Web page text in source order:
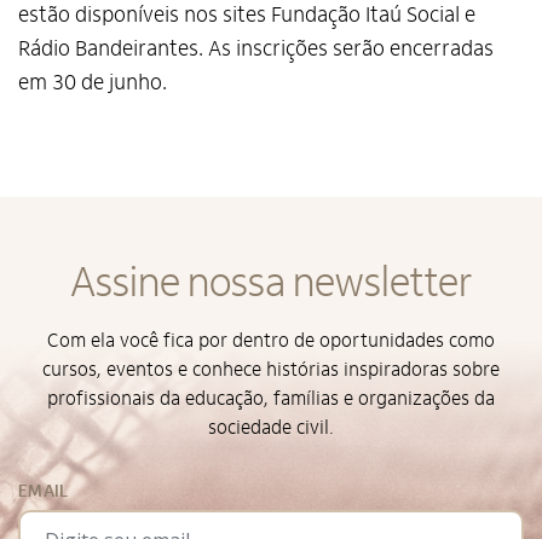
Alto Contraste
Termos de Uso e Política de
estão disponíveis nos sites Fundação Itaú Social e
Rádio Bandeirantes. As inscrições serão encerradas
em 30 de junho.
Assine nossa newsletter
Com ela você fica por dentro de oportunidades como
cursos, eventos e conhece histórias inspiradoras sobre
profissionais da educação, famílias e organizações da
sociedade civil.
EMAIL